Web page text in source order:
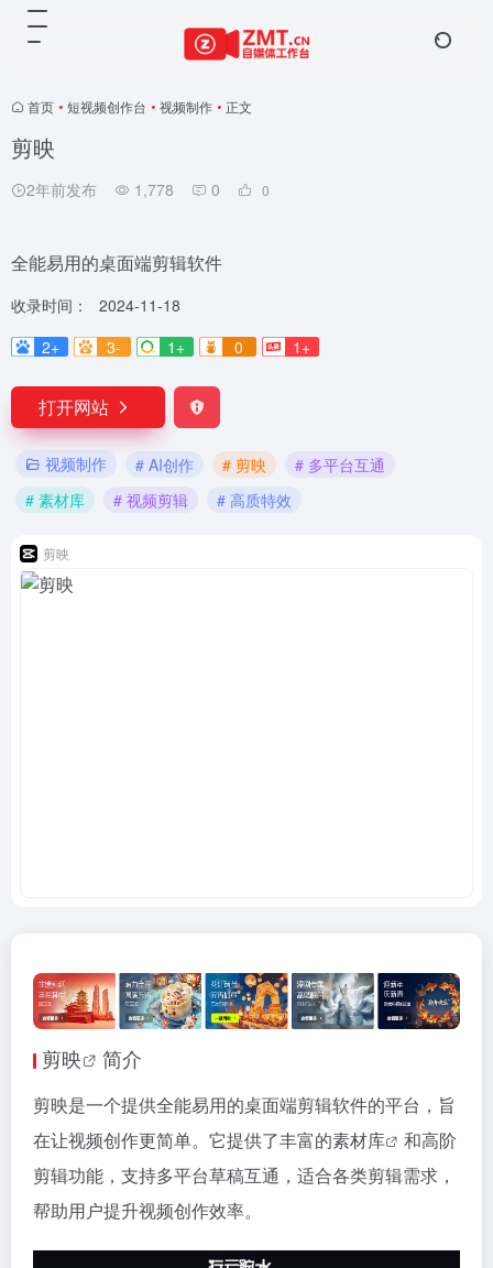
首页 • 短视频创作台 • 视频制作 • 正文
剪映
2年前发布 1,778 0 0
全能易用的桌面端剪辑软件
收录时间：
2024-11-18
2+
3- 1+ 0 1+
打开网站
视频制作 # AI创作 # 剪映
# 多平台互通
# 素材库
# 视频剪辑 # 高质特效
剪映
剪映 简介
剪映是一个提供全能易用的桌面端剪辑软件的平台，旨
在让视频创作更简单。它提供了丰富的素材库
和高阶
剪辑功能，支持多平台草稿互通，适合各类剪辑需求，
帮助用户提升视频创作效率。